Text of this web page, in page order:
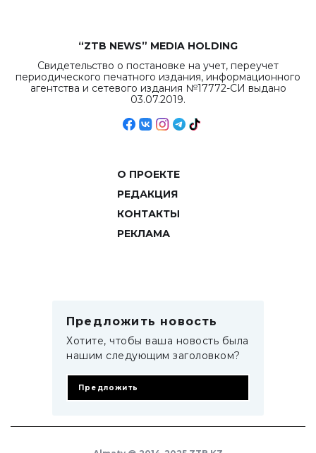
“ZTB NEWS” MEDIA HOLDING
Свидетельство о постановке на учет, переучет
периодического печатного издания, информационного
агентства и сетевого издания №17772-СИ выдано
03.07.2019.
О ПРОЕКТЕ
РЕДАКЦИЯ
КОНТАКТЫ
РЕКЛАМА
Предложить новость
Хотите, чтобы ваша новость была
нашим следующим заголовком?
Предложить